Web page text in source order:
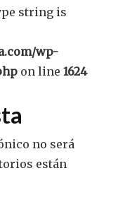
string is
wp-
on line 1624
no será
están